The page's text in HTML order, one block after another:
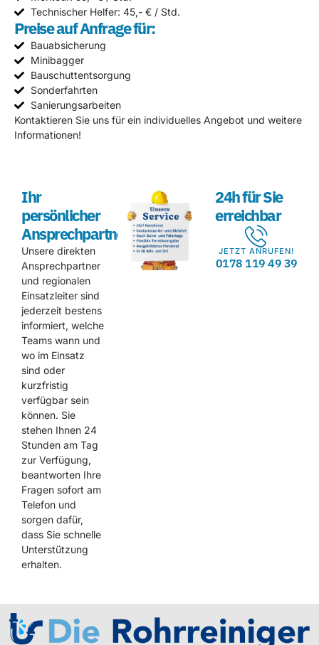
Technischer Helfer: 45,- € / Std.
Preise auf Anfrage für:
Bauabsicherung
Minibagger
Bauschuttentsorgung
Sonderfahrten
Sanierungsarbeiten
Kontaktieren Sie uns für ein individuelles Angebot und weitere
Informationen!
Ihr
persönlicher
Ansprechpartner
Unsere direkten
Ansprechpartner
und regionalen
Einsatzleiter sind
jederzeit bestens
informiert, welche
Teams wann und
wo im Einsatz
sind oder
kurzfristig
verfügbar sein
können. Sie
stehen Ihnen 24
Stunden am Tag
zur Verfügung,
beantworten Ihre
Fragen sofort am
Telefon und
sorgen dafür,
dass Sie schnelle
Unterstützung
erhalten.
24h für Sie
erreichbar
JETZT ANRUFEN!
0178 119 49 39